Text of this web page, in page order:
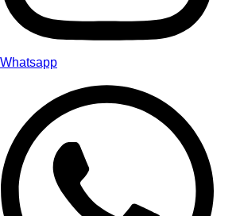
Whatsapp